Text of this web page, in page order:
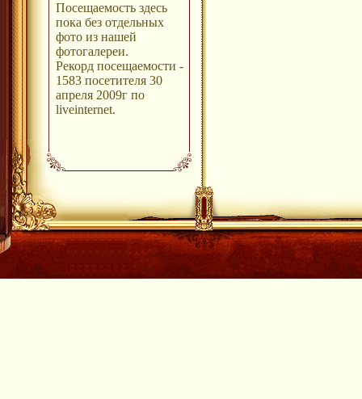
Посещаемость здесь
пока без отдельных
фото из нашей
фотогалереи.
Рекорд посещаемости -
1583 посетителя 30
апреля 2009г по
liveinternet.